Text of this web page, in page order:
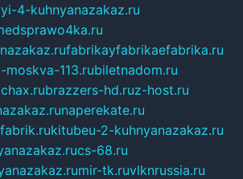
4-kuhnyanazakaz.ru
fabrikayfabrikaefabrika.ru
113.rubiletnadom.ru
brazzers-hd.ruz-host.ru
naperekate.ru
kitubeu-2-kuhnyanazakaz.ru
cs-68.ru
mir-tk.ruvlknrussia.ru